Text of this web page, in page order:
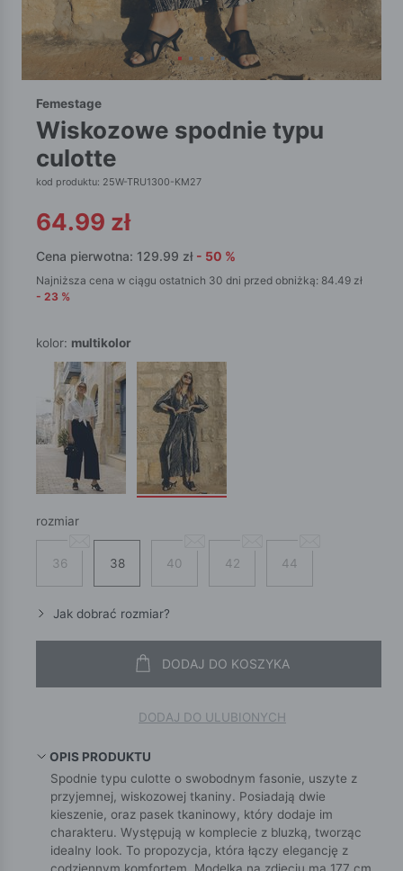
Femestage
wiskozowe spodnie typu
culotte
kod produktu: 25W-TRU1300-KM27
64.99 zł
Cena pierwotna: 129.99 zł - 50 %
Najniższa cena w ciągu ostatnich 30 dni przed obniżką: 84.49 zł
- 23 %
kolor: multikolor
rozmiar
36 38 40 42 44
Jak dobrać rozmiar?
DODAJ DO KOSZYKA
DODAJ DO ULUBIONYCH
OPIS PRODUKTU
Spodnie typu culotte o swobodnym fasonie, uszyte z
przyjemnej, wiskozowej tkaniny. Posiadają dwie
kieszenie, oraz pasek tkaninowy, który dodaje im
charakteru. Występują w komplecie z bluzką, tworząc
idealny look. To propozycja, która łączy elegancję z